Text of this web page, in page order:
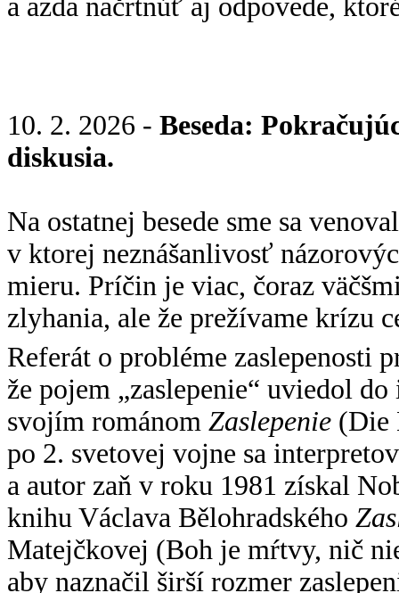
a azda načrtnúť aj odpovede,
10. 2. 2026 - Beseda:
diskusia.
Na ostatnej besede sme sa
v ktorej neznášanlivosť
mieru. Príčin je viac, čoraz
zlyhania, ale že prežívame krízu
Referát o probléme zaslepenosti
že pojem „zaslepenie“ uviedol
svojím románom Zaslepenie (Die
po 2. svetovej vojne sa
a autor zaň v roku 1981 získal
knihu Václava Bělohradského
Matejčkovej (Boh je mŕtvy, nič
aby naznačil širší rozmer